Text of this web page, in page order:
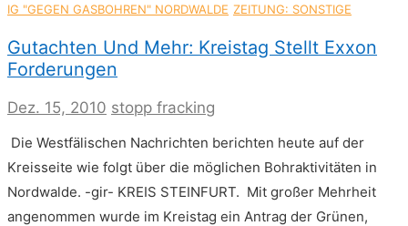
IG "GEGEN GASBOHREN" NORDWALDE ZEITUNG: SONSTIGE
Gutachten Und Mehr: Kreistag Stellt Exxon
Forderungen
Dez. 15, 2010 stopp fracking
Die Westfälischen Nachrichten berichten heute auf der
Kreisseite wie folgt über die möglichen Bohraktivitäten in
Nordwalde. -gir- KREIS STEINFURT. Mit großer Mehrheit
angenommen wurde im Kreistag ein Antrag der Grünen,